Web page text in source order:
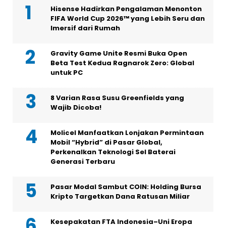
Hisense Hadirkan Pengalaman Menonton
FIFA World Cup 2026™ yang Lebih Seru dan
Imersif dari Rumah
Gravity Game Unite Resmi Buka Open
Beta Test Kedua Ragnarok Zero: Global
untuk PC
8 Varian Rasa Susu Greenfields yang
Wajib Dicoba!
Molicel Manfaatkan Lonjakan Permintaan
Mobil “Hybrid” di Pasar Global,
Perkenalkan Teknologi Sel Baterai
Generasi Terbaru
Pasar Modal Sambut COIN: Holding Bursa
Kripto Targetkan Dana Ratusan Miliar
Kesepakatan FTA Indonesia–Uni Eropa